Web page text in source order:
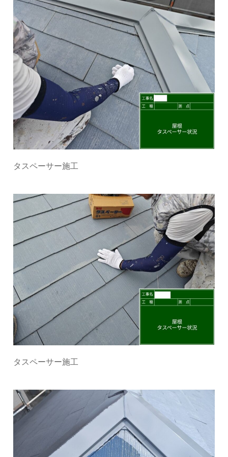
タスペーサー施工
タスペーサー施工